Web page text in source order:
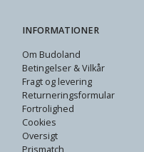
INFORMATIONER
Om Budoland
Betingelser & Vilkår
Fragt og levering
Returneringsformular
Fortrolighed
Cookies
Oversigt